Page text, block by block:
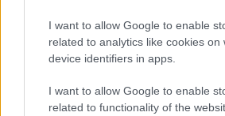
I want to allow Google to enable
related to analytics like cookies on
device identifiers in apps.
I want to allow Google to enable
related to functionality of the
Újraindul a zenés kaland:
80 nap alatt a Föld körül